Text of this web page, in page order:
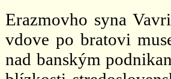
Erazmovho syna
vdove po bratovi
nad banským